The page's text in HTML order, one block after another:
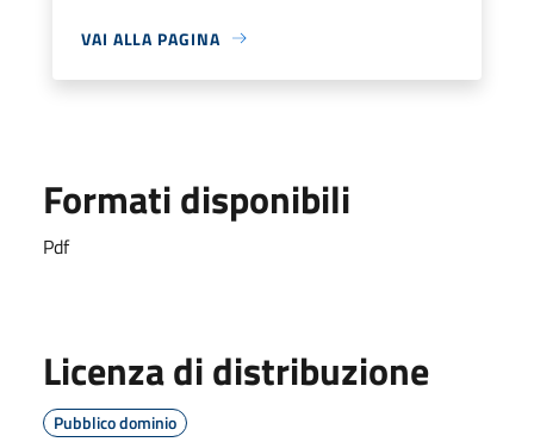
VAI ALLA PAGINA
Formati disponibili
Pdf
Licenza di distribuzione
Pubblico dominio